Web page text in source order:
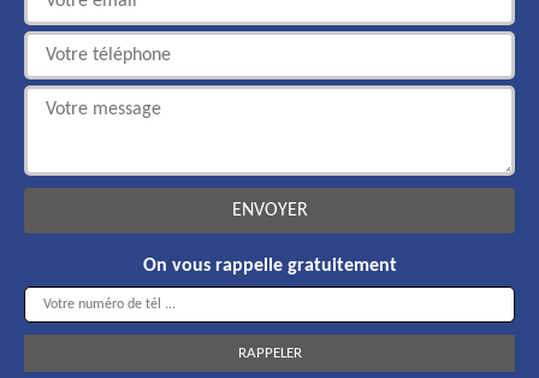
On vous rappelle gratuitement